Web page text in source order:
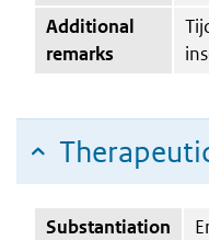
Additional
remarks
Substantiation